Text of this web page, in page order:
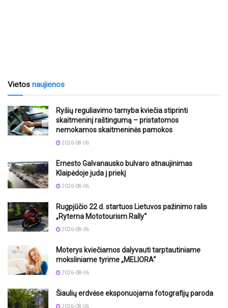
Vietos naujienos
Ryšių reguliavimo tarnyba kviečia stiprinti
skaitmeninį raštingumą – pristatomos
nemokamos skaitmeninės pamokos
2026-08-06
Ernesto Galvanausko bulvaro atnaujinimas
Klaipėdoje juda į priekį
2026-08-06
Rugpjūčio 22 d. startuos Lietuvos pažinimo ralis
„Ryterna Mototourism Rally“
2026-08-06
Moterys kviečiamos dalyvauti tarptautiniame
moksliniame tyrime „MELIORA“
2026-08-06
Šiaulių erdvėse eksponuojama fotografijų paroda
2026-08-06